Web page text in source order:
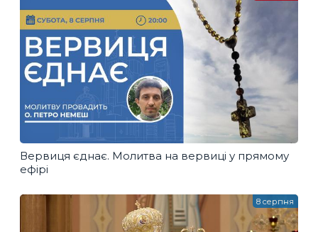
Вервиця єднає. Молитва на вервиці у прямому
ефірі
8 серпня